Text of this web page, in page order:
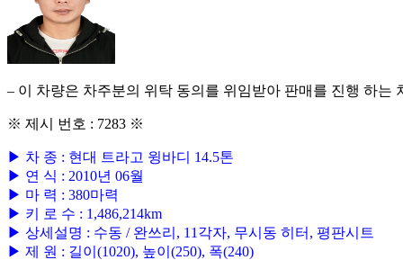
– 이 차량은 차주분의 위탁 동의를 위임받아 판매를 진행 하는
※ 제시 번호 : 7283 ※
▶ 차 종 : 현대 트라고 윙바디 14.5톤
▶ 연 식 : 2010년 06월
▶ 마 력 : 380마력
▶ 키 로 수 : 1,486,214km
▶ 상세설명 : 수동 / 완쓰리, 11각자, 무시동 히터, 평판시트
▶ 제 원 : 길이(1020), 높이(250), 폭(240)